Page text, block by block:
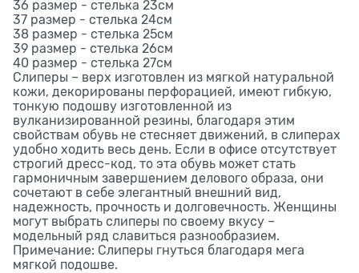
36 размер - стелька 23см
37 размер - стелька 24см
38 размер - стелька 25см
39 размер - стелька 26см
40 размер - стелька 27см
Слиперы – верх изготовлен из мягкой натуральной
кожи, декорированы перфорацией, имеют гибкую,
тонкую подошву изготовленной из
вулканизированной резины, благодаря этим
свойствам обувь не стесняет движений, в слиперах
удобно ходить весь день. Если в офисе отсутствует
строгий дресс-код, то эта обувь может стать
гармоничным завершением делового образа, они
сочетают в себе элегантный внешний вид,
надежность, прочность и долговечность. Женщины
могут выбрать слиперы по своему вкусу –
модельный ряд славиться разнообразием.
Примечание: Слиперы гнуться благодаря мега
мягкой подошве.